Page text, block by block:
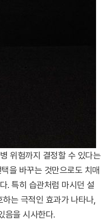
위험까지 결정할 수 있다는
을 바꾸는 것만으로도 치매
. 특히 습관처럼 마시던 설
는 극적인 효과가 나타나,
음을 시사한다.